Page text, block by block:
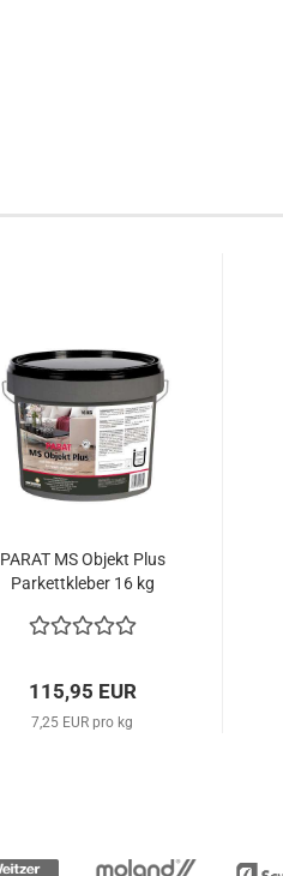
PARAT MS Ob­jekt Plus
Par­kett­kle­ber 16 kg
115,95 EUR
7,25 EUR pro kg